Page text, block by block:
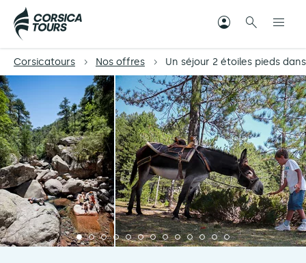
Corsicatours Nos offres Un séjour 2 étoiles pieds